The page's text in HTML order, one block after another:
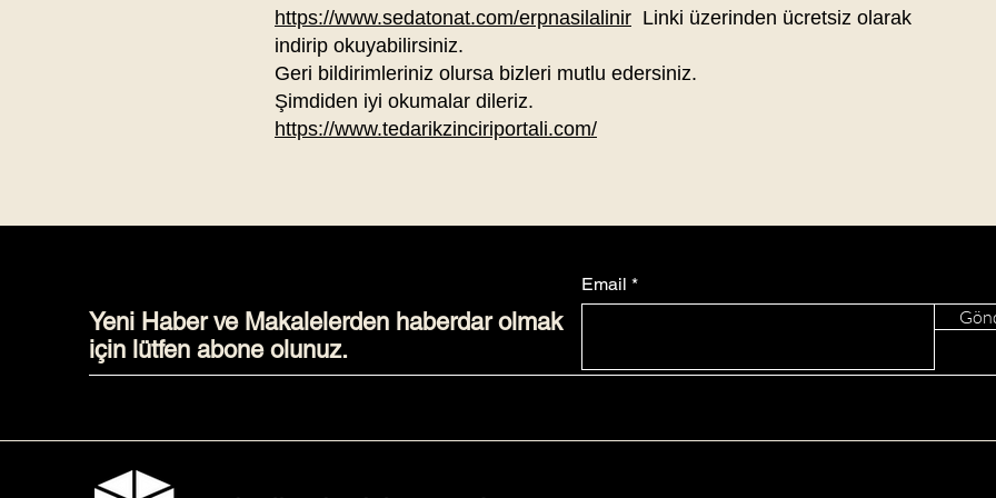
https://www.sedatonat.com/erpnasilalinir Linki üzerinden ücretsiz olarak
indirip okuyabilirsiniz.
Geri bildirimleriniz olursa bizleri mutlu edersiniz.
Şimdiden iyi okumalar dileriz.
https://www.tedarikzinciriportali.com/
Yeni Haber ve Makalelerden haberdar olmak
için lütfen abone olunuz.
Email